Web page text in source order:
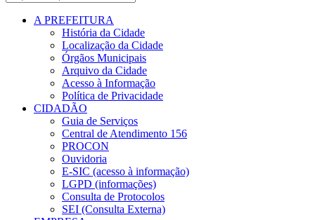
A PREFEITURA
História da Cidade
Localização da Cidade
Órgãos Municipais
Arquivo da Cidade
Acesso à Informação
Política de Privacidade
CIDADÃO
Guia de Serviços
Central de Atendimento 156
PROCON
Ouvidoria
E-SIC (acesso à informação)
LGPD (informações)
Consulta de Protocolos
SEI (Consulta Externa)